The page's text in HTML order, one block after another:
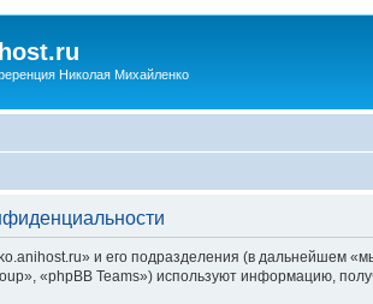
Николая Михайленко
и его подразделения (в дальнейшем
«phpBB Teams») используют информацию,